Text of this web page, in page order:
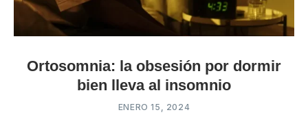
Ortosomnia: la obsesión por dormir
bien lleva al insomnio
ENERO 15, 2024